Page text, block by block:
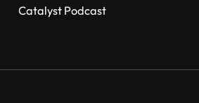
Catalyst Podcast